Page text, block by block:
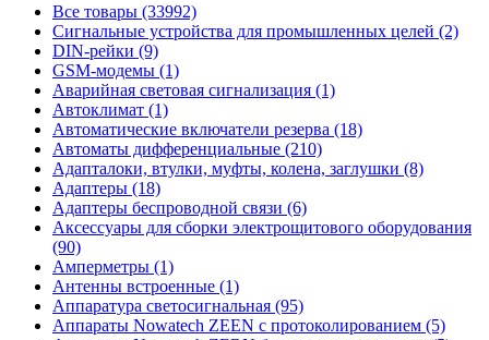
Все товары (33992)
Cигнальные устройства для промышленных целей (2)
DIN-рейки (9)
GSM-модемы (1)
Аварийная световая сигнализация (1)
Автоклимат (1)
Автоматические включатели резерва (18)
Автоматы дифференциальные (210)
Адапталоки, втулки, муфты, колена, заглушки (8)
Адаптеры (18)
Адаптеры беспроводной связи (6)
Аксессуары для сборки электрощитового оборудования
(90)
Амперметры (1)
Антенны встроенные (1)
Аппаратура светосигнальная (95)
Аппараты Nowatech ZEEN c протоколированием (5)